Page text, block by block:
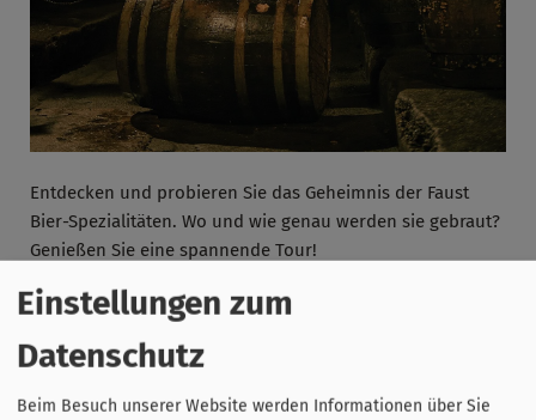
Entdecken und probieren Sie das Geheimnis der Faust
Bier-Spezialitäten. Wo und wie genau werden sie gebraut?
Genießen Sie eine spannende Tour!
Termine:
- Jeden Freitag und Samstag um 14 Uhr
- Jeden 4. Sonntag im Monat um 14 Uhr
Einstellungen zum
Datenschutz
Beim Besuch unserer Website werden Informationen über Sie